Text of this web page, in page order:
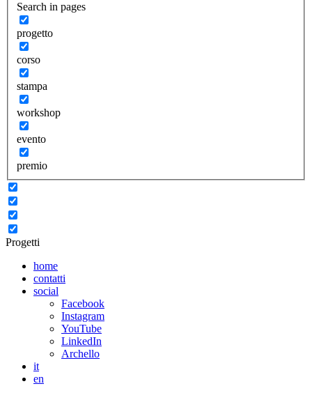
Search in pages
progetto
corso
stampa
workshop
evento
premio
Progetti
home
contatti
social
Facebook
Instagram
YouTube
LinkedIn
Archello
it
en